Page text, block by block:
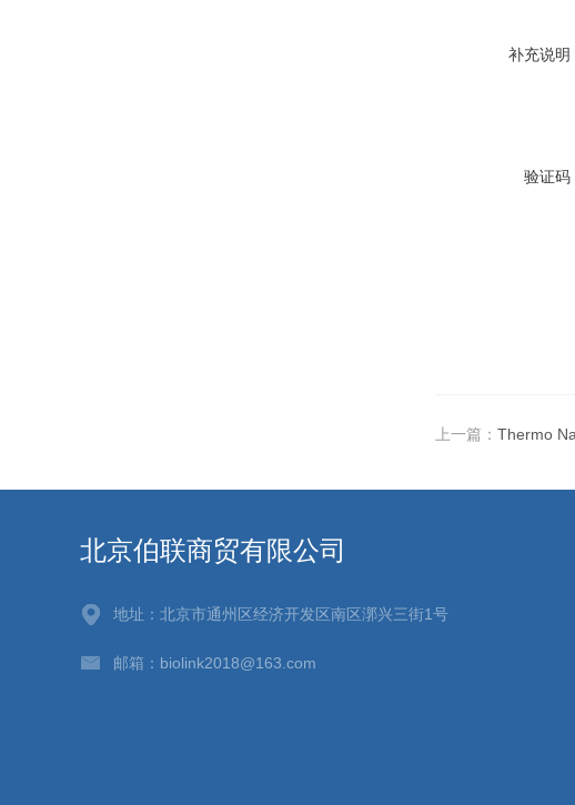
补充说明
验证码
上一篇： Thermo
北京伯联商贸有限公司
地址：北京市通州区经济开发区南区漷兴三街1号
邮箱：biolink2018@163.com